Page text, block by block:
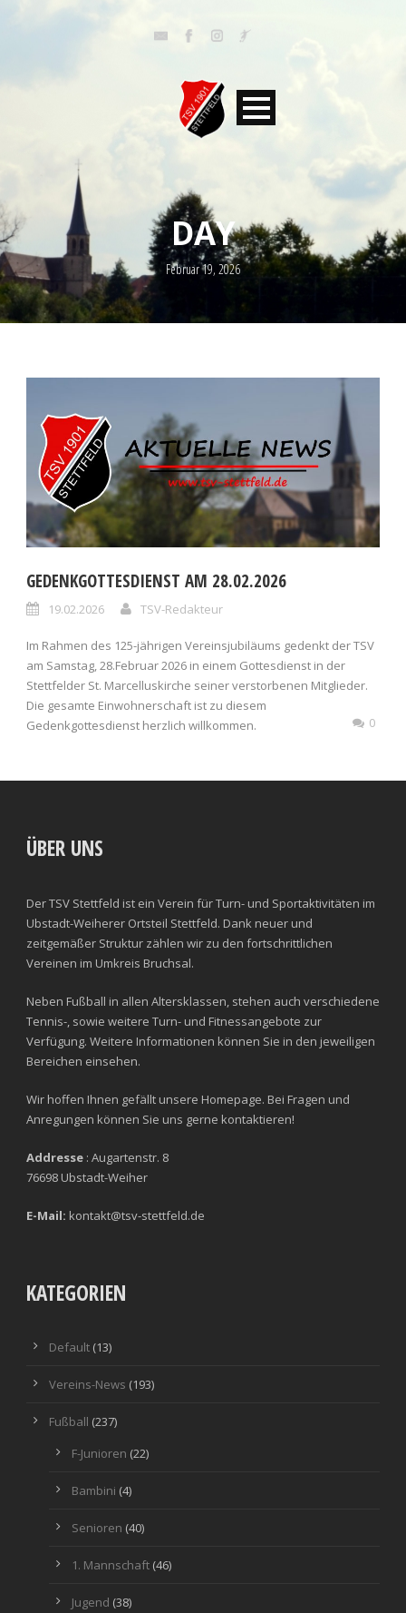
DAY
Februar 19, 2026
GEDENKGOTTESDIENST AM 28.02.2026
19.02.2026 TSV-Redakteur
Im Rahmen des 125-jährigen Vereinsjubiläums gedenkt der TSV
am Samstag, 28.Februar 2026 in einem Gottesdienst in der
Stettfelder St. Marcelluskirche seiner verstorbenen Mitglieder.
Die gesamte Einwohnerschaft ist zu diesem
Gedenkgottesdienst herzlich willkommen.
0
ÜBER UNS
Der TSV Stettfeld ist ein Verein für Turn- und Sportaktivitäten im
Ubstadt-Weiherer Ortsteil Stettfeld. Dank neuer und
zeitgemäßer Struktur zählen wir zu den fortschrittlichen
Vereinen im Umkreis Bruchsal.
Neben Fußball in allen Altersklassen, stehen auch verschiedene
Tennis-, sowie weitere Turn- und Fitnessangebote zur
Verfügung. Weitere Informationen können Sie in den jeweiligen
Bereichen einsehen.
Wir hoffen Ihnen gefällt unsere Homepage. Bei Fragen und
Anregungen können Sie uns gerne kontaktieren!
Addresse : Augartenstr. 8
76698 Ubstadt-Weiher
E-Mail: kontakt@tsv-stettfeld.de
KATEGORIEN
Default (13)
Vereins-News (193)
Fußball (237)
F-Junioren (22)
Bambini (4)
Senioren (40)
1. Mannschaft (46)
Jugend (38)